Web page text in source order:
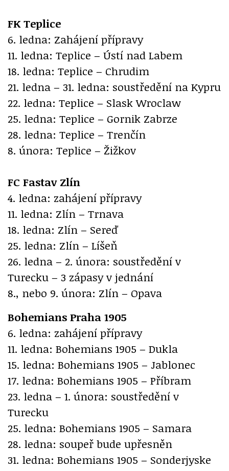
FK Teplice
6. ledna: Zahájení přípravy
11. ledna: Teplice – Ústí nad Labem
18. ledna: Teplice – Chrudim
21. ledna – 31. ledna: soustředění na Kypru
22. ledna: Teplice – Slask Wroclaw
25. ledna: Teplice – Gornik Zabrze
28. ledna: Teplice – Trenčín
8. února: Teplice – Žižkov
FC Fastav Zlín
4. ledna: zahájení přípravy
11. ledna: Zlín – Trnava
18. ledna: Zlín – Sereď
25. ledna: Zlín – Líšeň
26. ledna – 2. února: soustředění v
Turecku – 3 zápasy v jednání
8., nebo 9. února: Zlín – Opava
Bohemians Praha 1905
6. ledna: zahájení přípravy
11. ledna: Bohemians 1905 – Dukla
15. ledna: Bohemians 1905 – Jablonec
17. ledna: Bohemians 1905 – Příbram
23. ledna – 1. února: soustředění v
Turecku
25. ledna: Bohemians 1905 – Samara
28. ledna: soupeř bude upřesněn
31. ledna: Bohemians 1905 – Sonderjyske